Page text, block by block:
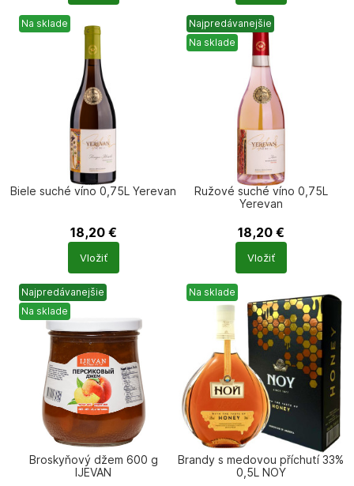
Na sklade
Biele suché víno 0,75L Yerevan
18,20 €
Počet
produktů
Vložiť
Najpredávanejšie
Na sklade
Ružové suché víno 0,75L
Yerevan
18,20 €
Počet
produktů
Vložiť
Najpredávanejšie
Na sklade
Broskyňový džem 600 g
IJEVAN
Na sklade
Brandy s medovou příchutí 33%
0,5L NOY